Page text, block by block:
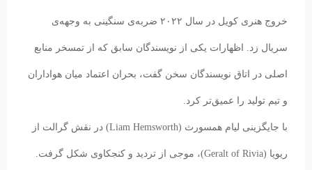
خروج هنری کویل در سال ۲۰۲۲ ضربه‌ی سنگینی به وجهه‌ی
سریال زد. اظهارات یکی از نویسندگان سابق که از تمسخر منابع
اصلی در اتاق نویسندگان سخن گفت، بحران اعتماد میان هواداران
و تیم تولید را عمیق‌تر کرد.
با جایگزینی لیام همسورث (Liam Hemsworth) در نقش گرالت از
ریویا (Geralt of Rivia)، موجی از تردید و کنجکاوی شکل گرفت.